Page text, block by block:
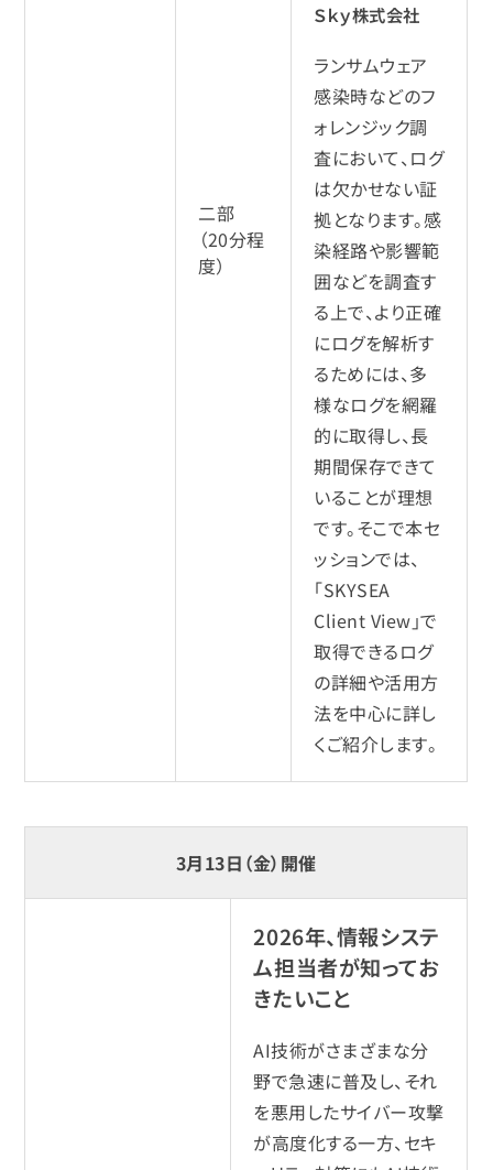
二部
（20分程
度）
Ｓｋｙ株式会社
ランサムウェア
感染時などのフ
ォレンジック調
査において、ログ
は欠かせない証
拠となります。感
染経路や影響範
囲などを調査す
る上で、より正確
にログを解析す
るためには、多
様なログを網羅
的に取得し、長
期間保存できて
いることが理想
です。そこで本セ
ッションでは、
「SKYSEA
Client View」で
取得できるログ
の詳細や活用方
法を中心に詳し
くご紹介します。
3月13日（金）開催
2026年、情報システ
ム担当者が知ってお
きたいこと
AI技術がさまざまな分
野で急速に普及し、それ
を悪用したサイバー攻撃
が高度化する一方、セキ